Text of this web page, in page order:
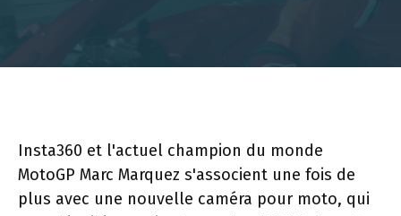
Insta360 et l'actuel champion du monde
MotoGP Marc Marquez s'associent une fois de
plus avec une nouvelle caméra pour moto, qui